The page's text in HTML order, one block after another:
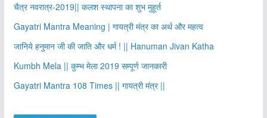
चैत्र नवरात्र-2019|| कलश स्थापना का शुभ मुहूर्त
Gayatri Mantra Meaning | गायत्री मंत्र का अर्थ और महत्व
जानिये हनुमान जी की जाति और धर्म ! || Hanuman Jivan Katha
Kumbh Mela || कुम्भ मेला 2019 सम्पूर्ण जानकारी
Gayatri Mantra 108 Times || गायत्री मंत्र ||